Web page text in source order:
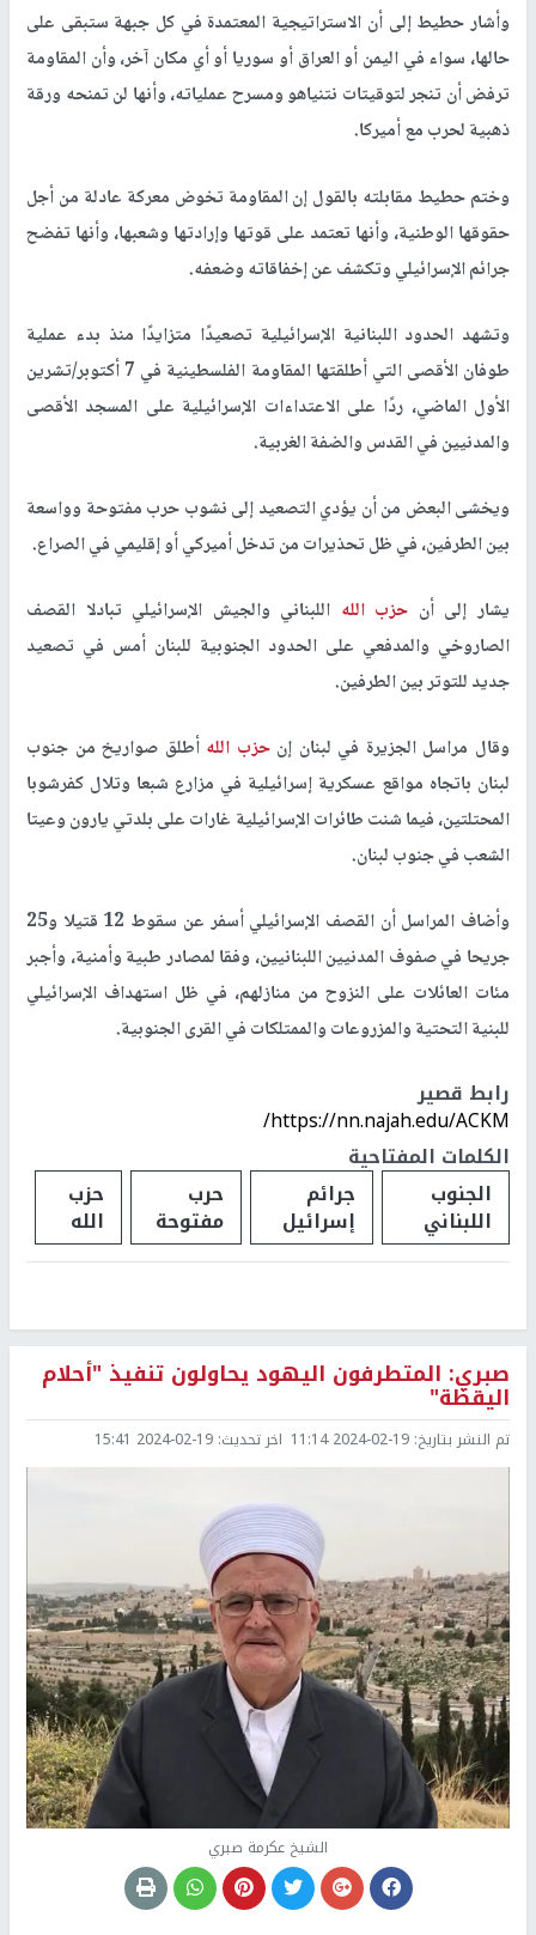
وأشار حطيط إلى أن الاستراتيجية المعتمدة في كل جبهة ستبقى على
حالها، سواء في اليمن أو العراق أو سوريا أو أي مكان آخر، وأن المقاومة
ترفض أن تنجر لتوقيتات نتنياهو ومسرح عملياته، وأنها لن تمنحه ورقة
ذهبية لحرب مع أميركا.
وختم حطيط مقابلته بالقول إن المقاومة تخوض معركة عادلة من أجل
حقوقها الوطنية، وأنها تعتمد على قوتها وإرادتها وشعبها، وأنها تفضح
جرائم الإسرائيلي وتكشف عن إخفاقاته وضعفه.
وتشهد الحدود اللبنانية الإسرائيلية تصعيدًا متزايدًا منذ بدء عملية
طوفان الأقصى التي أطلقتها المقاومة الفلسطينية في 7 أكتوبر/تشرين
الأول الماضي، ردًا على الاعتداءات الإسرائيلية على المسجد الأقصى
والمدنيين في القدس والضفة الغربية.
ويخشى البعض من أن يؤدي التصعيد إلى نشوب حرب مفتوحة وواسعة
بين الطرفين، في ظل تحذيرات من تدخل أميركي أو إقليمي في الصراع.
يشار إلى أن حزب الله اللبناني والجيش الإسرائيلي تبادلا القصف
الصاروخي والمدفعي على الحدود الجنوبية للبنان أمس في تصعيد
جديد للتوتر بين الطرفين.
وقال مراسل الجزيرة في لبنان إنحزب الله أطلق صواريخ من جنوب
لبنان باتجاه مواقع عسكرية إسرائيلية في مزارع شبعا وتلال كفرشوبا
المحتلتين، فيما شنت طائرات الإسرائيلية غارات على بلدتي يارون وعيتا
الشعب في جنوب لبنان.
وأضاف المراسل أن القصف الإسرائيلي أسفر عن سقوط 12 قتيلا و25
جريحا في صفوف المدنيين اللبنانيين، وفقا لمصادر طبية وأمنية، وأجبر
مئات العائلات على النزوح من منازلهم، في ظل استهداف الإسرائيلي
للبنية التحتية والمزروعات والممتلكات في القرى الجنوبية.
رابط قصير
https://nn.najah.edu/ACKM/
الكلمات المفتاحية
الجنوب
اللبناني
جرائم
إسرائيل
حرب
مفتوحة
حزب
الله
صبري: المتطرفون اليهود يحاولون تنفيذ "أحلام
اليقظة"
تم النشر بتاريخ: 2024-02-19 11:14 اخر تحديث: 2024-02-19 15:41
الشيخ عكرمة صبري